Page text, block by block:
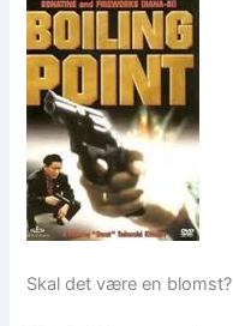
Skal det være en blomst?